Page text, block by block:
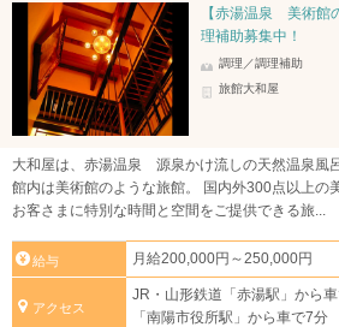
【赤湯温泉 美術館
理補助募集中！
調理／調理補助
旅館大和屋
大和屋は、赤湯温泉 源泉かけ流しの天然温泉風
館内は美術館のような旅館。 国内外300点以上の
お客さまに特別な時間と空間をご提供できる旅...
給与 月給200,000円～250,000円
アクセス
JR・山形鉄道「赤湯駅」から
「南陽市役所駅」から車で7分